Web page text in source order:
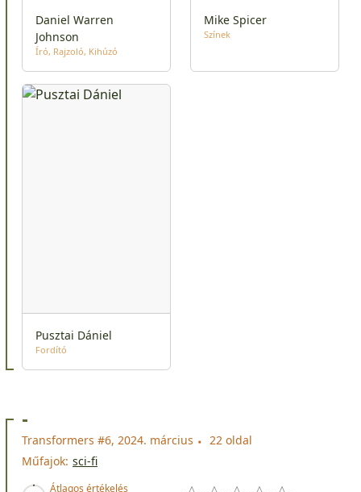
Daniel Warren
Johnson
Író Rajzoló Kihúzó
Mike Spicer
Színek
Pusztai Dániel
Fordító
-
Transformers #6, 2024. március
22 oldal
Műfajok: sci-fi
Átlagos értékelés